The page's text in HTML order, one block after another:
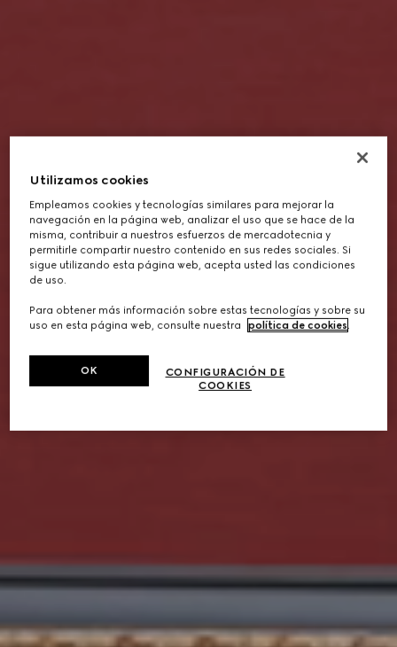
Utilizamos cookies
Empleamos cookies y tecnologías similares para mejorar la
navegación en la página web, analizar el uso que se hace de la
misma, contribuir a nuestros esfuerzos de mercadotecnia y
permitirle compartir nuestro contenido en sus redes sociales. Si
sigue utilizando esta página web, acepta usted las condiciones
de uso.
Para obtener más información sobre estas tecnologías y sobre su
uso en esta página web, consulte nuestra
política de cookies
CONFIGURACIÓN DE
COOKIES
OK